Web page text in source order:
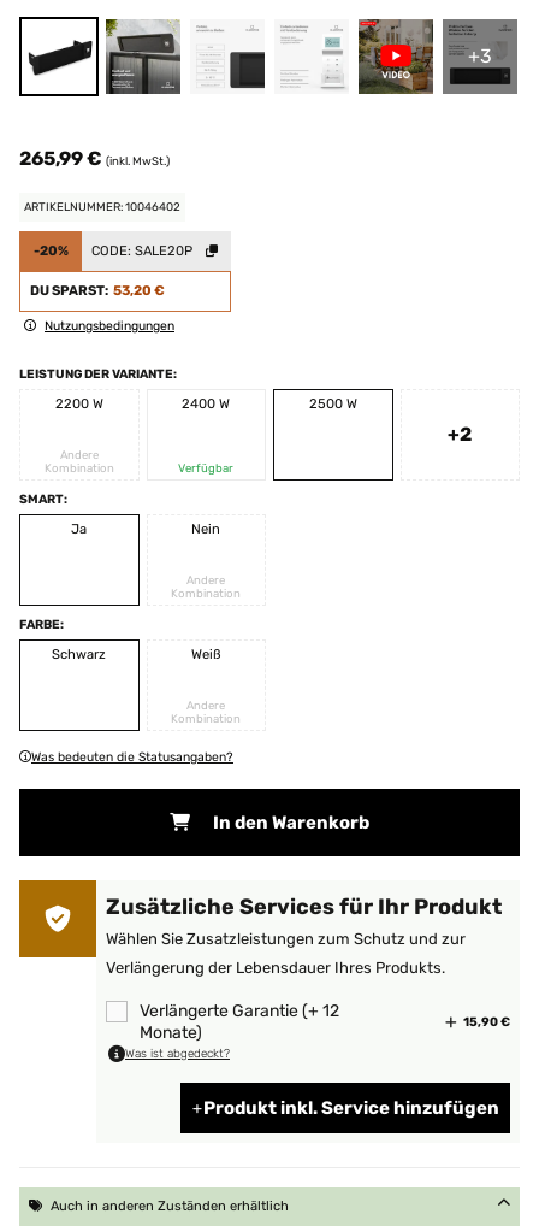
+3
265,99 € (inkl. MwSt.)
ARTIKELNUMMER: 10046402
-20% CODE: SALE20P
DU SPARST: 53,20 €
Nutzungsbedingungen
LEISTUNG DER VARIANTE:
2200 W
Andere
Kombination
2400 W
Verfügbar
2500 W
+2
SMART:
Ja
Nein
Andere
Kombination
FARBE:
Schwarz
Weiß
Andere
Kombination
Was bedeuten die Statusangaben?
In den Warenkorb
Zusätzliche Services für Ihr Produkt
Wählen Sie Zusatzleistungen zum Schutz und zur
Verlängerung der Lebensdauer Ihres Produkts.
Verlängerte Garantie (+ 12
Monate)
15,90 €
Was ist abgedeckt?
Produkt inkl. Service hinzufügen
Auch in anderen Zuständen erhältlich